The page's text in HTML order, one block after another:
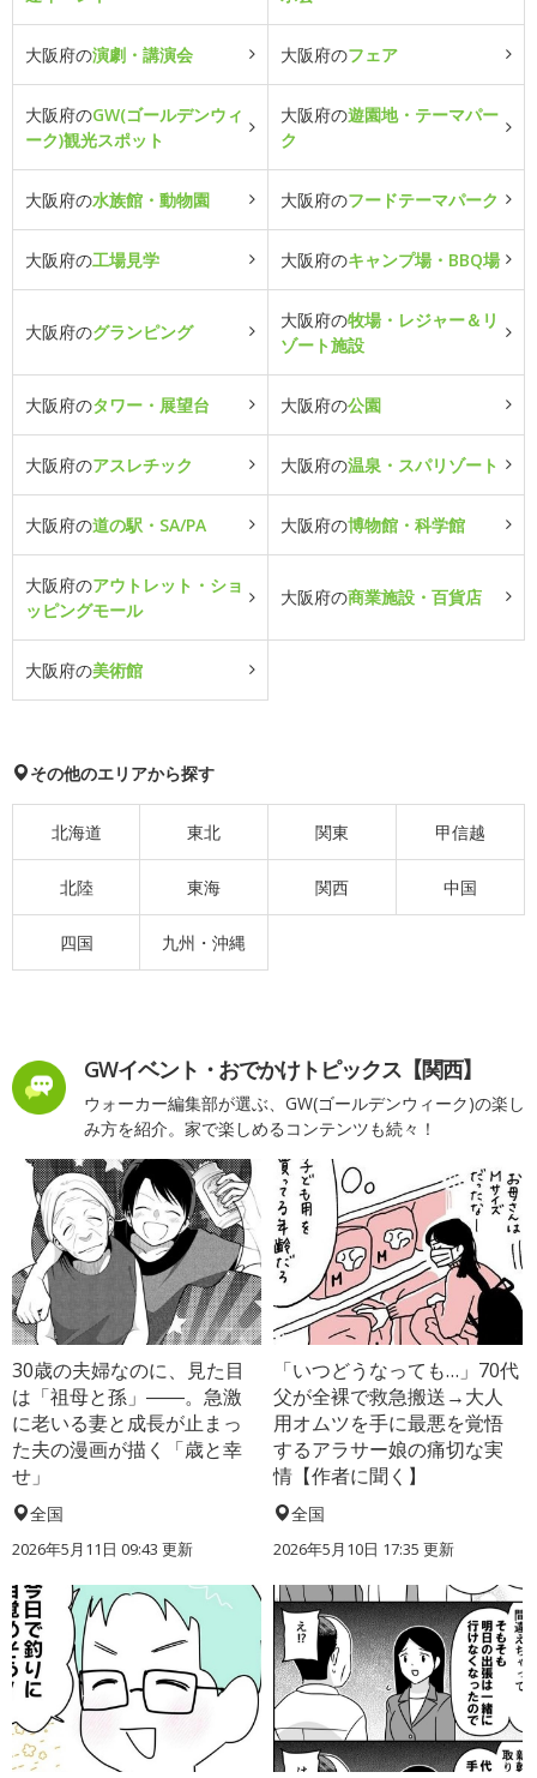
大阪府の演劇・講演会 大阪府のフェア
大阪府のGW(ゴールデンウィ
ーク)観光スポット
大阪府の遊園地・テーマパー
ク
大阪府の水族館・動物園 大阪府のフードテーマパーク
大阪府の工場見学 大阪府のキャンプ場・BBQ場
大阪府のグランピング
大阪府の牧場・レジャー＆リ
ゾート施設
大阪府のタワー・展望台 大阪府の公園
大阪府のアスレチック 大阪府の温泉・スパリゾート
大阪府の道の駅・SA/PA 大阪府の博物館・科学館
大阪府のアウトレット・ショ
ッピングモール
大阪府の商業施設・百貨店
大阪府の美術館
その他のエリアから探す
北海道 東北 関東 甲信越
北陸 東海 関西 中国
四国 九州・沖縄
GWイベント・おでかけトピックス【関西】
ウォーカー編集部が選ぶ、GW(ゴールデンウィーク)の楽し
み方を紹介。家で楽しめるコンテンツも続々！
30歳の夫婦なのに、見た目
は「祖母と孫」――。急激
に老いる妻と成長が止まっ
た夫の漫画が描く「歳と幸
せ」
全国
2026年5月11日 09:43 更新
「いつどうなっても…」70代
父が全裸で救急搬送→大人
用オムツを手に最悪を覚悟
するアラサー娘の痛切な実
情【作者に聞く】
全国
2026年5月10日 17:35 更新